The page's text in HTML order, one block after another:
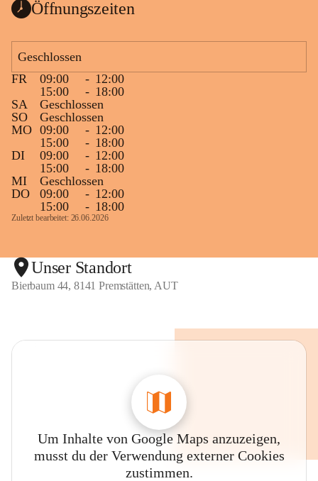
Öffnungszeiten
Geschlossen
FR
09:00 - 12:00
15:00
- 18:00
SA
Geschlossen
SO
Geschlossen
MO 09:00 - 12:00
15:00
- 18:00
DI
09:00 - 12:00
15:00
- 18:00
MI
Geschlossen
DO
09:00 - 12:00
15:00
- 18:00
Zuletzt bearbeitet: 26.06.2026
Unser Standort
Bierbaum 44, 8141 Premstätten, AUT
Um Inhalte von Google Maps anzuzeigen,
musst du der Verwendung externer Cookies
zustimmen.